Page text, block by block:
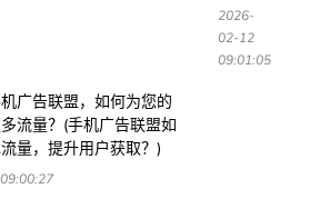
2026-
02-12
09:01:05
广告联盟，如何为您的
流量？(手机广告联盟如
量，提升用户获取？)